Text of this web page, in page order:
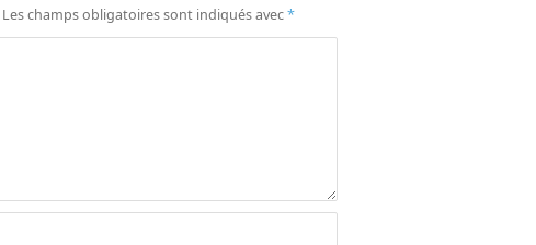
Les champs obligatoires sont indiqués avec*